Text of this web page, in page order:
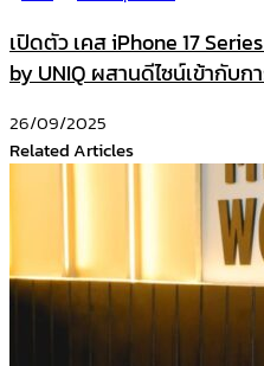
เปิดตัว เคส iPhone 17
by UNIQ ผสานดีไซน์เข้ากับ
26/09/2025
Related Articles